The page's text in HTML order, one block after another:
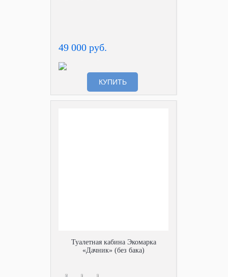
49 000 руб.
КУПИТЬ
Туалетная кабина Экомарка
«Дачник» (без бака)